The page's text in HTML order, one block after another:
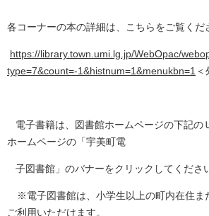
各コーナーの本の詳細は、こちらをご覧くだ
https://library.town.umi.lg.jp/WebOpac/
type=7&count=-1&histnum=1&menukbn=1 ＜
電子書籍は、図書館ホームページの下記の
ホームページの「宇美町電
子図書館」のバナーをクリックしてくださ
※電子図書館は、小学生以上の町内在住ま
ご利用いただけます。